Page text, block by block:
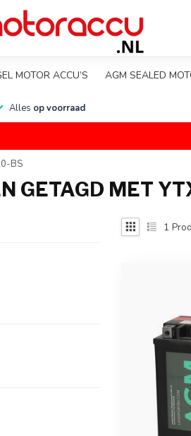
MOTOR ACCU’S AGM SEALED
Alles op voorraad
BS
GETAGD MET
1